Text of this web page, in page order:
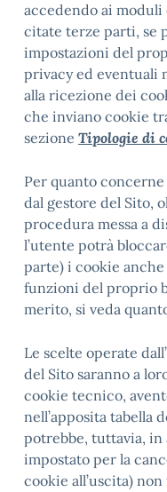
accedendo ai
citate terze parti, se
impostazioni del
privacy ed eventuali
alla ricezione dei
che inviano cookie
sezione Tipologie di
Per quanto
dal gestore del Sito,
procedura messa a
l’utente potrà
parte) i cookie
funzioni del proprio
merito, si veda
Le scelte operate
del Sito saranno a
cookie tecnico,
nell’apposita tabella
potrebbe, tuttavia,
impostato per la
cookie all’uscita)